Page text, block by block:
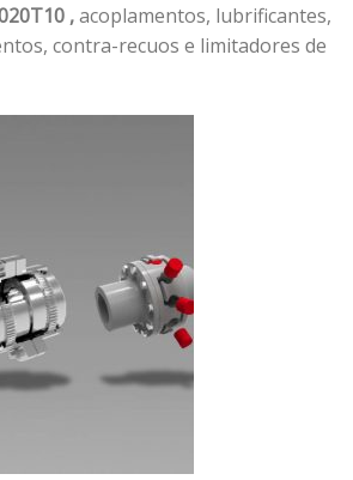
,acoplamentos, lubrificantes,
contra-recuos e limitadores de